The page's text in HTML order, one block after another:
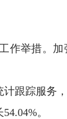
举措。
跟踪服务
。